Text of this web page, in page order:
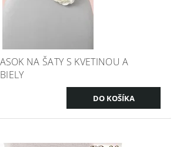
NA ŠATY S KVETINOU A